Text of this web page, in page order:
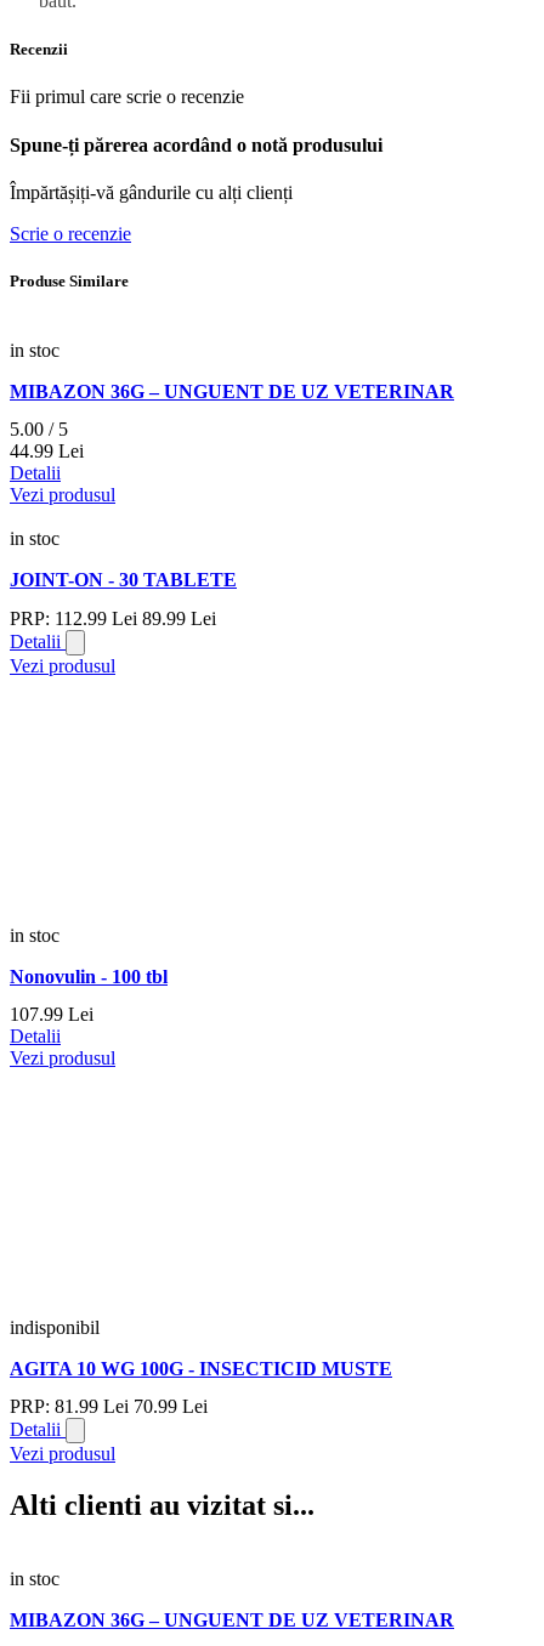
Recenzii
Fii primul care scrie o recenzie
Spune-ți părerea acordând o notă produsului
Împărtășiți-vă gândurile cu alți clienți
Scrie o recenzie
Produse Similare
in stoc
MIBAZON 36G – UNGUENT DE UZ VETERINAR
5.00 / 5
44.99 Lei
Detalii
Vezi produsul
in stoc
JOINT-ON - 30 TABLETE
PRP: 112.99 Lei 89.99 Lei
Detalii
Vezi produsul
in stoc
Nonovulin - 100 tbl
107.99 Lei
Detalii
Vezi produsul
indisponibil
AGITA 10 WG 100G - INSECTICID MUSTE
PRP: 81.99 Lei 70.99 Lei
Detalii
Vezi produsul
Alti clienti au vizitat si...
in stoc
MIBAZON 36G – UNGUENT DE UZ VETERINAR